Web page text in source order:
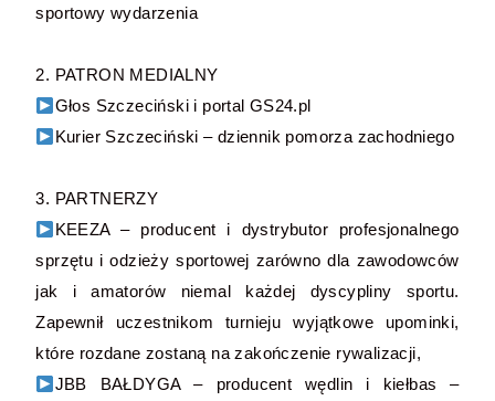
sportowy wydarzenia
2. PATRON MEDIALNY
Głos Szczeciński i portal GS24.pl
Kurier Szczeciński – dziennik pomorza zachodniego
3. PARTNERZY
KEEZA – producent i dystrybutor profesjonalnego
sprzętu i odzieży sportowej zarówno dla zawodowców
jak i amatorów niemal każdej dyscypliny sportu.
Zapewnił uczestnikom turnieju wyjątkowe upominki,
które rozdane zostaną na zakończenie rywalizacji,
JBB BAŁDYGA – producent wędlin i kiełbas –